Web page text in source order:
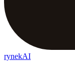
rynekAI